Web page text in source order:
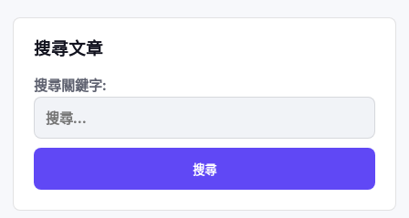
搜尋文章
搜尋關鍵字: